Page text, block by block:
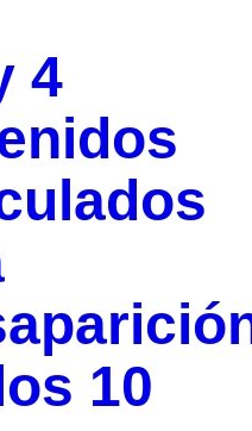
4
10